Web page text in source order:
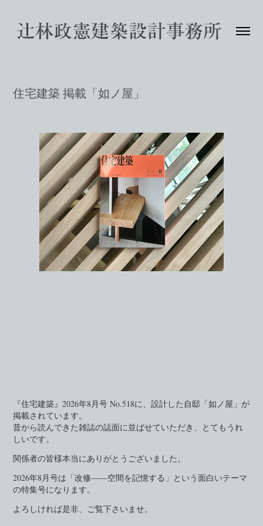
住宅建築 掲載「如ノ屋」
『住宅建築』2026年8月号 No.518に、設計した自邸「如ノ屋」が
掲載されています。
昔から読んできた雑誌の誌面に並ばせていただき、とてもうれ
しいです。
関係者の皆様本当にありがとうございました。
2026年8月号は「改修――空間を記憶する」という面白いテーマ
の特集号になります。
よろしければ是非、ご覧下さいませ。